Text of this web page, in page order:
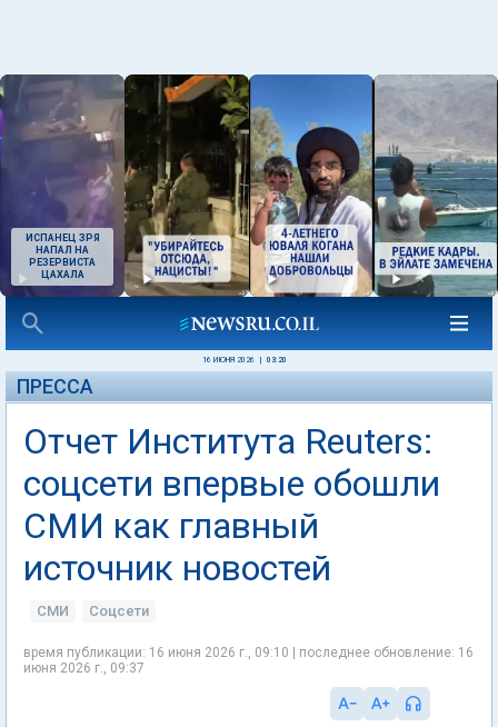
ИСПАНЕЦ ЗРЯ
НАПАЛ НА
РЕЗЕРВИСТА
ЦАХАЛА
16 ИЮНЯ 2026 03:20
ПРЕССА
Отчет Института Reuters:
соцсети впервые обошли
СМИ как главный
источник новостей
СМИ Соцсети
время публикации: 16 июня 2026 г., 09:10 | последнее обновление: 16
июня 2026 г., 09:37